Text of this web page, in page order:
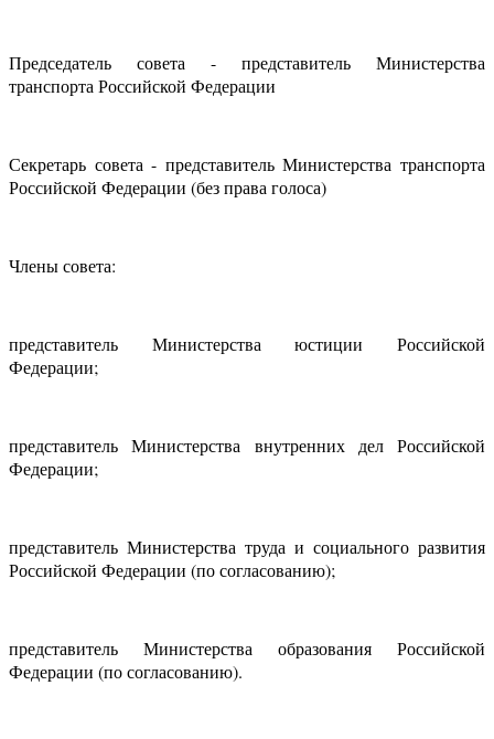
Председатель совета - представитель Министерства
транспорта Российской Федерации
Секретарь совета - представитель Министерства транспорта
Российской Федерации (без права голоса)
Члены совета:
представитель Министерства юстиции Российской
Федерации;
представитель Министерства внутренних дел Российской
Федерации;
представитель Министерства труда и социального развития
Российской Федерации (по согласованию);
представитель Министерства образования Российской
Федерации (по согласованию).